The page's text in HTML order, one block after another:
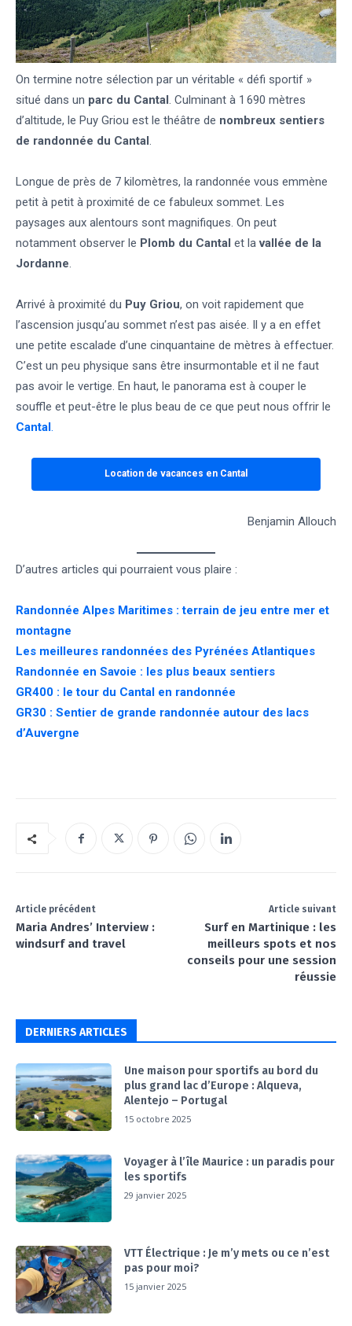
On termine notre sélection par un véritable « défi sportif »
situé dans un parc du Cantal. Culminant à 1 690 mètres
d’altitude, le Puy Griou est le théâtre de nombreux sentiers
de randonnée du Cantal.
Longue de près de 7 kilomètres, la randonnée vous emmène
petit à petit à proximité de ce fabuleux sommet. Les
paysages aux alentours sont magnifiques. On peut
notamment observer le Plomb du Cantal et lavallée de la
Jordanne.
Arrivé à proximité du Puy Griou, on voit rapidement que
l’ascension jusqu’au sommet n’est pas aisée. Il y a en effet
une petite escalade d’une cinquantaine de mètres à effectuer.
C’est un peu physique sans être insurmontable et il ne faut
pas avoir le vertige. En haut, le panorama est à couper le
souffle et peut-être le plus beau de ce que peut nous offrir le
Cantal.
Location de vacances en Cantal
Benjamin Allouch
D’autres articles qui pourraient vous plaire :
Randonnée Alpes Maritimes : terrain de jeu entre mer et
montagne
Les meilleures randonnées des Pyrénées Atlantiques
Randonnée en Savoie : les plus beaux sentiers
GR400 : le tour du Cantal en randonnée
GR30 : Sentier de grande randonnée autour des lacs
d’Auvergne
Article précédent
Maria Andres’ Interview :
windsurf and travel
Article suivant
Surf en Martinique : les
meilleurs spots et nos
conseils pour une session
réussie
DERNIERS ARTICLES
Une maison pour sportifs au bord du
plus grand lac d’Europe : Alqueva,
Alentejo – Portugal
15 octobre 2025
Voyager à l’île Maurice : un paradis pour
les sportifs
29 janvier 2025
VTT Électrique : Je m’y mets ou ce n’est
pas pour moi?
15 janvier 2025